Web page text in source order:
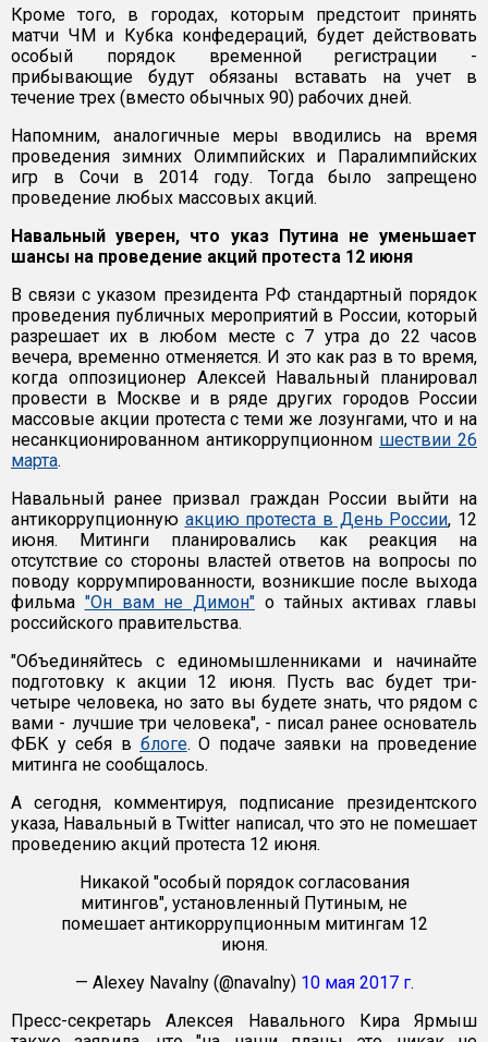
Кроме того, в городах, которым предстоит принять
матчи ЧМ и Кубка конфедераций, будет действовать
особый порядок временной регистрации -
прибывающие будут обязаны вставать на учет в
течение трех (вместо обычных 90) рабочих дней.
Напомним, аналогичные меры вводились на время
проведения зимних Олимпийских и Паралимпийских
игр в Сочи в 2014 году. Тогда было запрещено
проведение любых массовых акций.
Навальный уверен, что указ Путина не уменьшает
шансы на проведение акций протеста 12 июня
В связи с указом президента РФ стандартный порядок
проведения публичных мероприятий в России, который
разрешает их в любом месте с 7 утра до 22 часов
вечера, временно отменяется. И это как раз в то время,
когда оппозиционер Алексей Навальный планировал
провести в Москве и в ряде других городов России
массовые акции протеста с теми же лозунгами, что и на
несанкционированном антикоррупционном шествии 26
марта.
Навальный ранее призвал граждан России выйти на
антикоррупционную акцию протеста в День России, 12
июня. Митинги планировались как реакция на
отсутствие со стороны властей ответов на вопросы по
поводу коррумпированности, возникшие после выхода
фильма "Он вам не Димон" о тайных активах главы
российского правительства.
"Объединяйтесь с единомышленниками и начинайте
подготовку к акции 12 июня. Пусть вас будет три-
четыре человека, но зато вы будете знать, что рядом с
вами - лучшие три человека", - писал ранее основатель
ФБК у себя в блоге. О подаче заявки на проведение
митинга не сообщалось.
А сегодня, комментируя, подписание президентского
указа, Навальный в Twitter написал, что это не помешает
проведению акций протеста 12 июня.
Никакой "особый порядок согласования
митингов", установленный Путиным, не
помешает антикоррупционным митингам 12
июня.
— Alexey Navalny (@navalny) 10 мая 2017 г.
Пресс-секретарь Алексея Навального Кира Ярмыш